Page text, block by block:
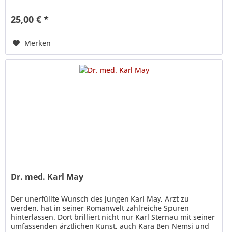
25,00 € *
Merken
Dr. med. Karl May
Der unerfüllte Wunsch des jungen Karl May, Arzt zu
werden, hat in seiner Romanwelt zahlreiche Spuren
hinterlassen. Dort brilliert nicht nur Karl Sternau mit seiner
umfassenden ärztlichen Kunst, auch Kara Ben Nemsi und